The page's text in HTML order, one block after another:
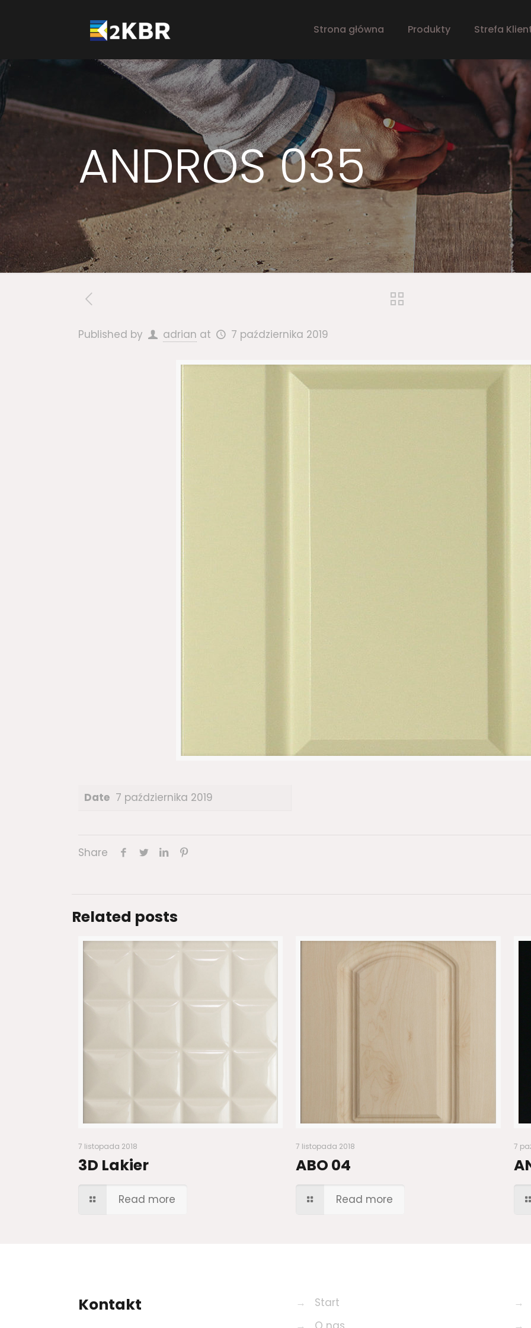
Strona główna Produkty Strefa
ANDROS 035
Published by adrian at 7 października 2019
Date 7 października 2019
Share
Related posts
7 listopada 2018
3D Lakier
Read more
7 listopada 2018
ABO 04
Read more
7
Kontakt →
Start
→